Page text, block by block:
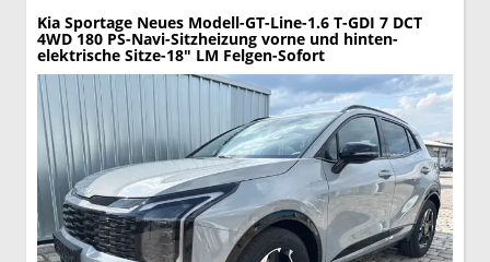
Kia Sportage Neues Modell-GT-Line-1.6 T-GDI 7 DCT
4WD 180 PS-Navi-Sitzheizung vorne und hinten-
elektrische Sitze-18" LM Felgen-Sofort